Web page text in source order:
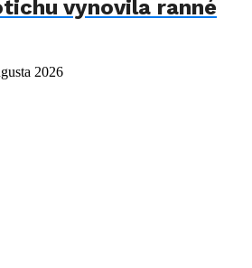
vynovila ranné
2026